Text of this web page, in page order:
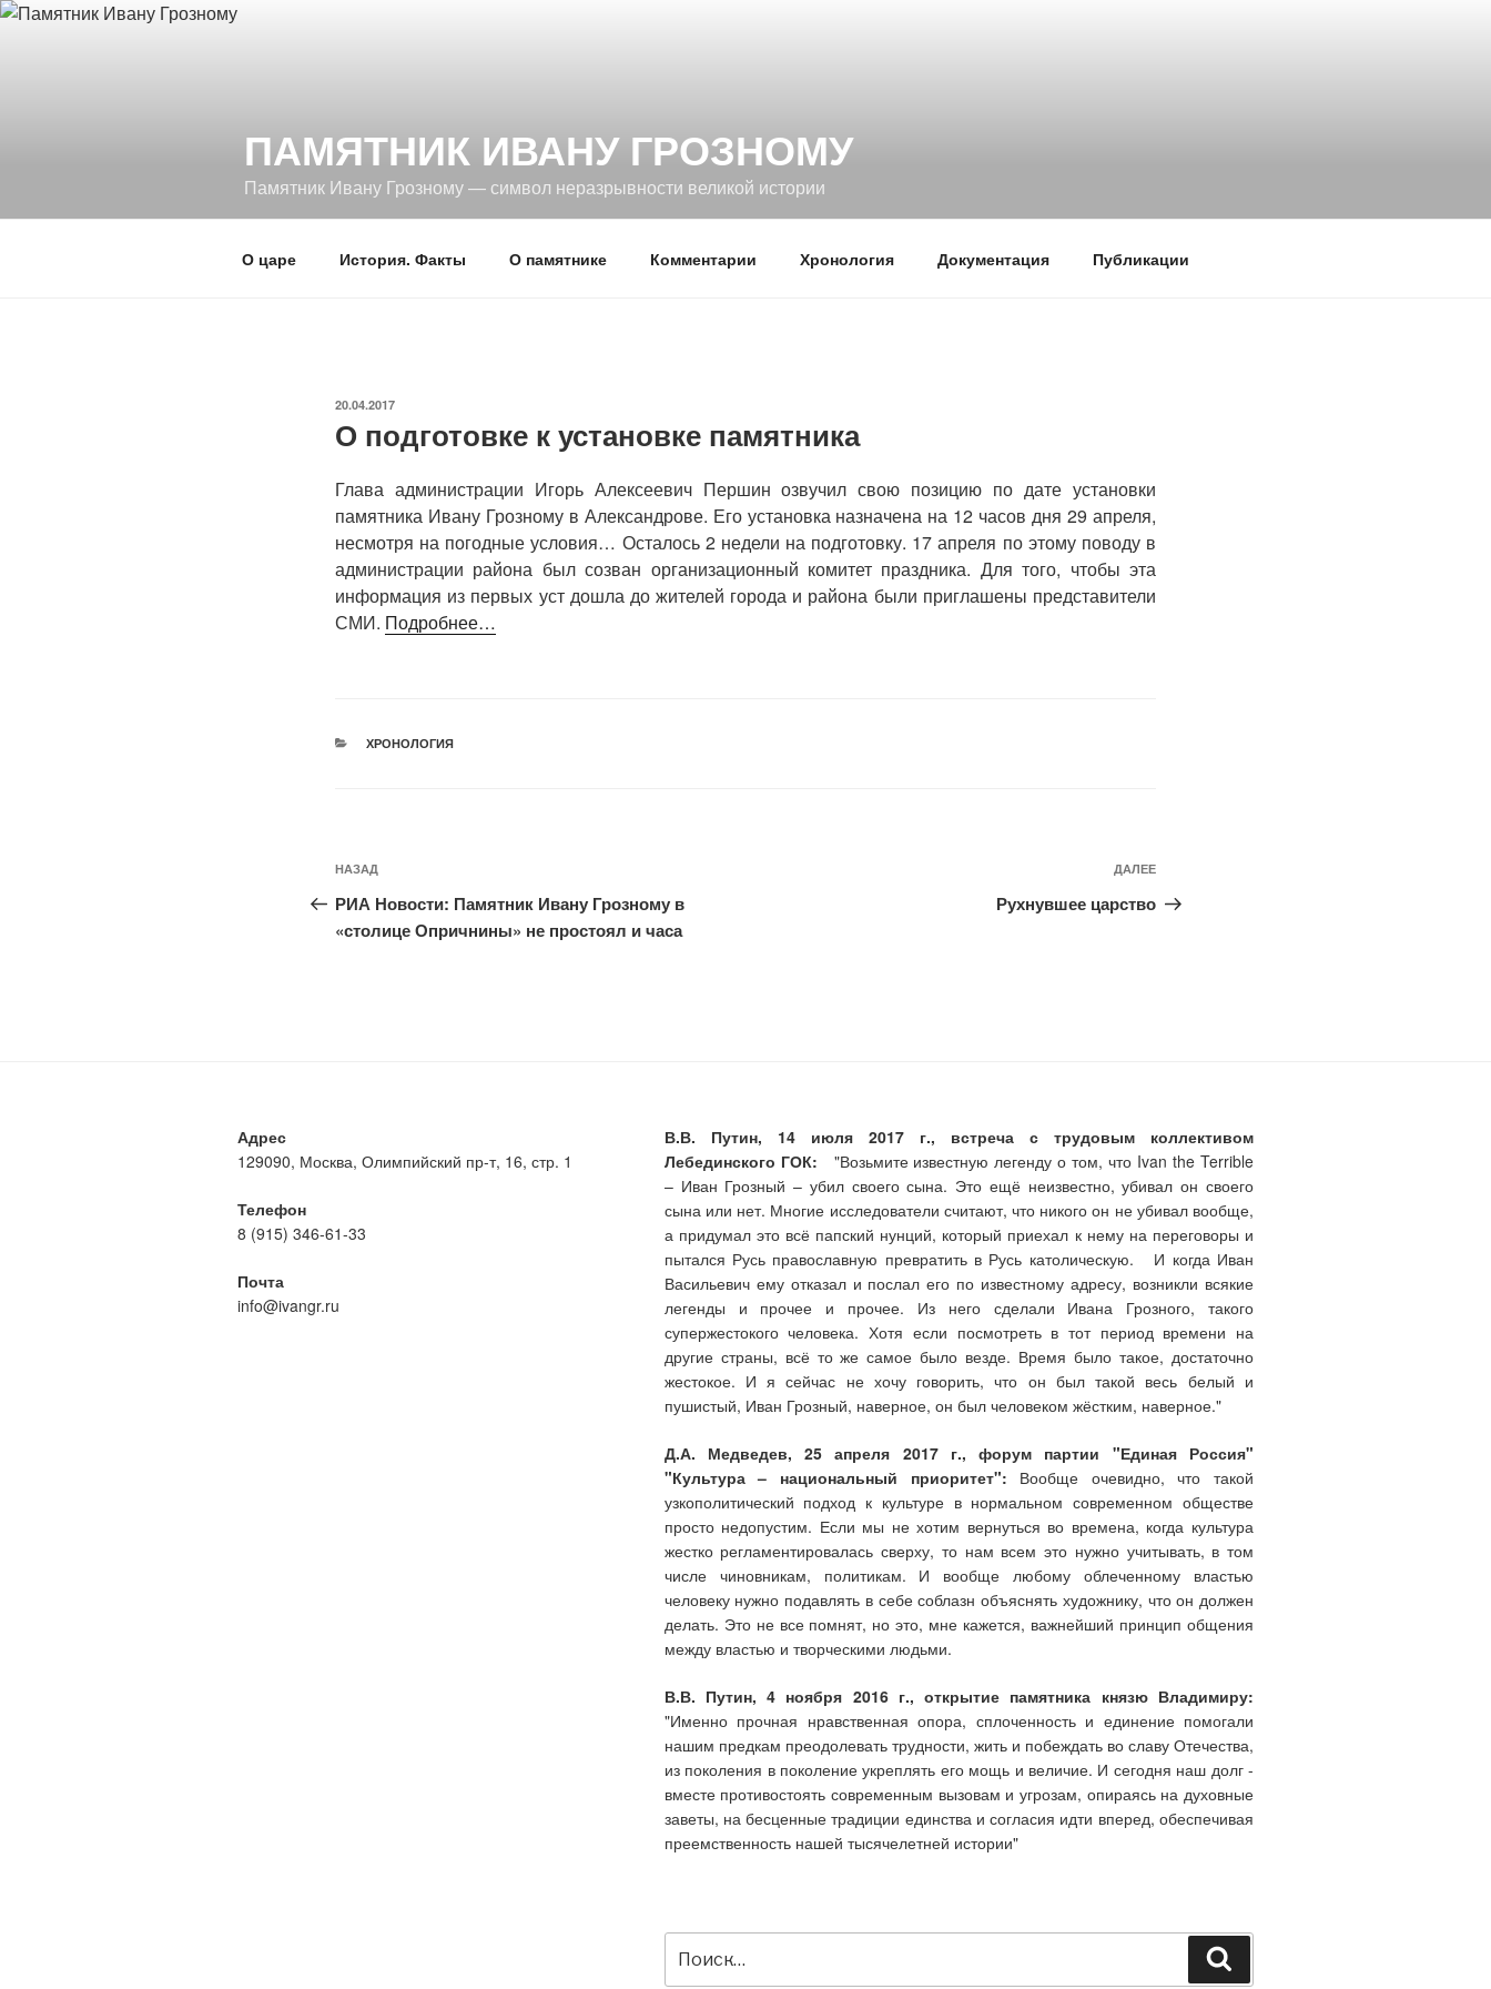
Перейти
ПАМЯТНИК ИВАНУ ГРОЗНОМУ
Памятник Ивану Грозному — символ неразрывности великой истории
О царе История. Факты О памятнике Комментарии Хронология Документация Публикации
ОПУБЛИКОВАНО
20.04.2017
О подготовке к установке памятника
Глава администрации Игорь Алексеевич Першин озвучил свою позицию по дате установки
памятника Ивану Грозному в Александрове. Его установка назначена на 12 часов дня 29 апреля,
несмотря на погодные условия… Осталось 2 недели на подготовку. 17 апреля по этому поводу в
администрации района был созван организационный комитет праздника. Для того, чтобы эта
информация из первых уст дошла до жителей города и района были приглашены представители
СМИ. Подробнее…
РУБРИКИ
ХРОНОЛОГИЯ
Навигация
по
записям
Предыдущая
запись:
НАЗАД
РИА Новости: Памятник Ивану Грозному в
«столице Опричнины» не простоял и часа
запись
ДАЛЕЕ
Рухнувшее царство
Адрес
129090, Москва, Олимпийский пр-т, 16, стр. 1
Телефон
8 (915) 346-61-33
Почта
info@ivangr.ru
В.В. Путин, 14 июля 2017 г., встреча с трудовым коллективом
Лебединского ГОК: "Возьмите известную легенду о том, что Ivan the Terrible
– Иван Грозный – убил своего сына. Это ещё неизвестно, убивал он своего
сына или нет. Многие исследователи считают, что никого он не убивал вообще,
а придумал это всё папский нунций, который приехал к нему на переговоры и
пытался Русь православную превратить в Русь католическую. И когда Иван
Васильевич ему отказал и послал его по известному адресу, возникли всякие
легенды и прочее и прочее. Из него сделали Ивана Грозного, такого
супержестокого человека. Хотя если посмотреть в тот период времени на
другие страны, всё то же самое было везде. Время было такое, достаточно
жестокое. И я сейчас не хочу говорить, что он был такой весь белый и
пушистый, Иван Грозный, наверное, он был человеком жёстким, наверное."
Д.А. Медведев, 25 апреля 2017 г., форум партии "Единая Россия"
"Культура – национальный приоритет": Вообще очевидно, что такой
узкополитический подход к культуре в нормальном современном обществе
просто недопустим. Если мы не хотим вернуться во времена, когда культура
жестко регламентировалась сверху, то нам всем это нужно учитывать, в том
числе чиновникам, политикам. И вообще любому облеченному властью
человеку нужно подавлять в себе соблазн объяснять художнику, что он должен
делать. Это не все помнят, но это, мне кажется, важнейший принцип общения
между властью и творческими людьми.
В.В. Путин, 4 ноября 2016 г., открытие памятника князю Владимиру:
"Именно прочная нравственная опора, сплоченность и единение помогали
нашим предкам преодолевать трудности, жить и побеждать во славу Отечества,
из поколения в поколение укреплять его мощь и величие. И сегодня наш долг -
вместе противостоять современным вызовам и угрозам, опираясь на духовные
заветы, на бесценные традиции единства и согласия идти вперед, обеспечивая
преемственность нашей тысячелетней истории"